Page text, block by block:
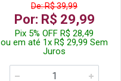
De: R$ 39,99
Por: R$ 29,99
Pix 5% OFF R$ 28,49
ou em até 1x R$ 29,99 Sem
Juros